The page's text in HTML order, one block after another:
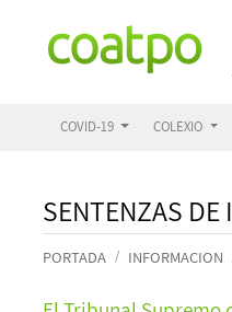
COVID-19 COLEXIO
SENTENZAS DE
PORTADA INFORMACION